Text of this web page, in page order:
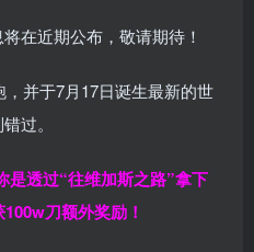
在近期公布，敬请期待！
并于7月17日诞生最新的世
过。
透过“往维加斯之路”拿下
100w刀额外奖励！